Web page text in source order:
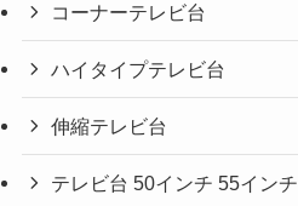
コーナーテレビ台
ハイタイプテレビ台
伸縮テレビ台
テレビ台 50インチ 55インチ